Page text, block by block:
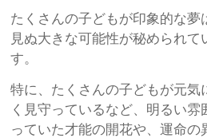
たくさんの子どもが印象的な夢
見ぬ大きな可能性が秘められて
す。
特に、たくさんの子どもが元気
く見守っているなど、明るい
っていた才能の開花や、運命の